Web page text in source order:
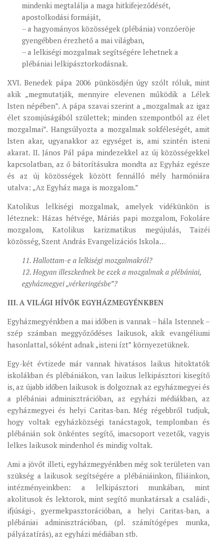
mindenki megtalálja a maga hitkifejeződését,
apostolkodási formáját,
– a hagyományos közösségek (plébánia) vonzóeröje
gyengébben érezhető a mai világban,
– a lelkiségi mozgalmak segítségére lehetnek a
plébániai lelkipásztorkodásnak.
XVI. Benedek pápa 2006 pünkösdjén úgy szólt róluk, mint
akik „megmutatják, mennyire elevenen működik a Lélek
Isten népében”. A pápa szavai szerint a „mozgalmak az igaz
élet szomjúságából születtek; minden szempontból az élet
mozgalmai”. Hangsúlyozta a mozgalmak sokféleségét, amit
Isten akar, ugyanakkor az egységet is, ami szintén isteni
akarat. II. János Pál pápa mindezekkel az új közösségekkel
kapcsolatban, az ő bátorításukra mondta az Egyház egésze
és az új közösségek között fennálló mély harmóniára
utalva: „Az Egyház maga is mozgalom.”
Katolikus lelkiségi mozgalmak, amelyek vidékünkön is
léteznek: Házas hétvége, Máriás papi mozgalom, Fokoláre
mozgalom, Katolikus karizmatikus megújulás, Taizéi
közösség, Szent András Evangelizációs Iskola…
11. Hallottam-e a lelkiségi mozgalmakról?
12. Hogyan illeszkednek be ezek a mozgalmak a plébániai,
egyházmegyei „vérkeringésbe”?
III. A VILÁGI HÍVŐK EGYHÁZMEGYÉNKBEN
Egyházmegyénkben a mai időben is vannak – hála Istennek –
szép számban meggyőződéses laikusok, akik evangéliumi
hasonlattal, sóként adnak „isteni ízt” környezetüknek.
Egy-két évtizede már vannak hivatásos laikus hitoktatók
iskolákban és plébániákon, van laikus lelkipásztori kisegítő
is, az újabb időben laikusok is dolgoznak az egyházmegyei és
a plébániai adminisztrációban, az egyházi médiákban, az
egyházmegyei és helyi Caritas-ban. Még régebbről tudjuk,
hogy voltak egyházközségi tanácstagok, templomban és
plébánián sok önkéntes segítő, imacsoport vezetők, vagyis
lelkes laikusok mindenhol és mindig voltak.
Ami a jövőt illeti, egyházmegyénkben még sok területen van
szükség a laikusok segítségére a plébániáinkon, fíliáinkon,
intézményeinkben: a lelkipásztori munkában, mint
akolitusok és lektorok, mint segítő munkatársak a családi-,
ifjúsági-, gyermekpasztorációban, a helyi Caritas-ban, a
plébániai adminisztrációban, (pl. számítógépes munka,
pályázatírás), az egyházi médiában stb.